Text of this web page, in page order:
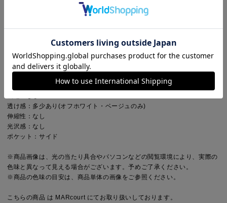
プンカラーハーフスリーブシャツと共通素材※カラー展開は異なりま
袖丈：ノースリーブ
デザイン：無地
ネック：バンドカラー
透け感：多少あり(オフホワイト・ベージュのみ)
伸縮性：なし
光沢感：なし
ポケット：サイド
※商品画像は、光の当たり具合やパソコンなどの閲覧環境により、実際の
色味と異なって見える場合がございます。予めご了承ください。
※商品の色味の目安は、商品単体の画像をご参照ください。
こちらの商品 は MARcourt にてお取り扱いしております。